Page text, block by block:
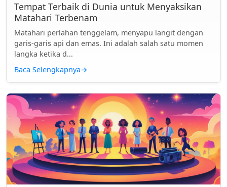
Tempat Terbaik di Dunia untuk Menyaksikan
Matahari Terbenam
Matahari perlahan tenggelam, menyapu langit dengan
garis-garis api dan emas. Ini adalah salah satu momen
langka ketika d...
Baca Selengkapnya→